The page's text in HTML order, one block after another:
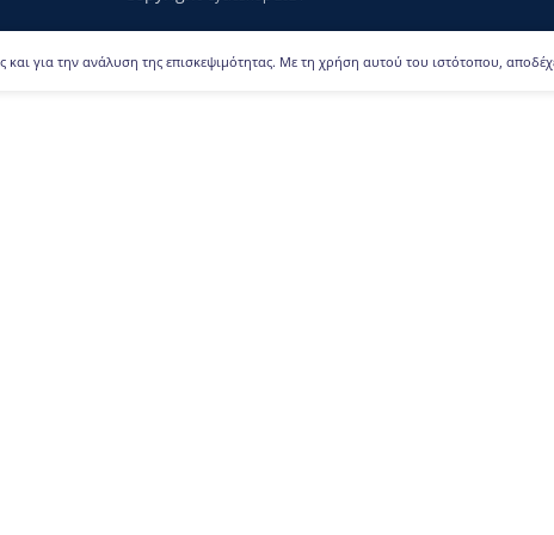
για την ανάλυση της επισκεψιμότητας. Με τη χρήση αυτού του ιστότοπου,